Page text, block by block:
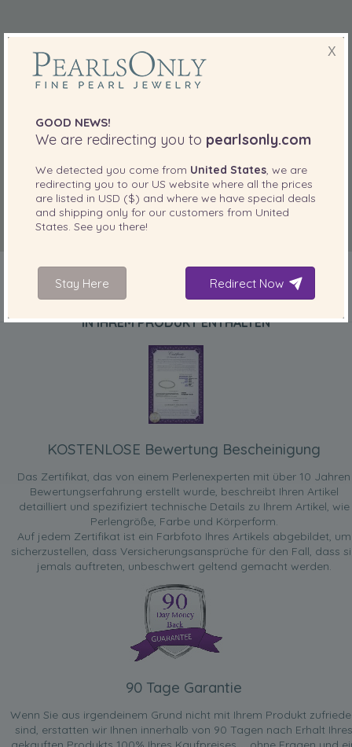
IN IHREM PRODUKT ENTHALTEN
KOSTENLOSE Bewertung Bescheinigung
Das Zertifikat, das von einem Perlenexperten mit über 10 Jahren
Bewertungserfahrung erstellt wurde, beschreibt Ihren Artikel
detailliert und spezifiziert technische Details zu Ihrem Artikel, wie
Perlengröße, Farbe und Körperform.
Auf jedem Zertifikat ist ein Farbfoto Ihres Artikels abgebildet, um
sicherzustellen, dass Versicherungsansprüche für den Fall, dass
jemals auftreten, unbeschwert geltend gemacht werden.
90 Tage Garantie
Wenn Sie aus irgendeinem Grund nicht mit Ihrem Produkt
sind, erstatten wir Ihnen innerhalb von 90 Tagen nach Erhalt Ihres
X
GOOD NEWS!
We are redirecting you to pearlsonly.com
We detected you come from United States, we are
redirecting you to our US website where all the prices
are listed in USD ($) and where we have special deals
and shipping only for our customers from United
States. See you there!
Stay Here Redirect Now